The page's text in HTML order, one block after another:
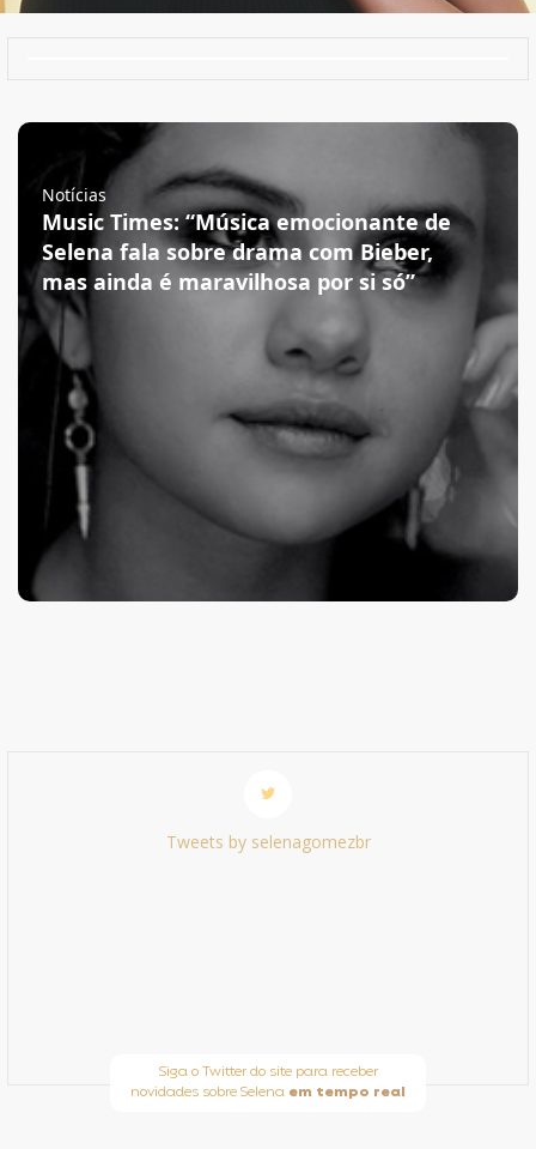
Notícias
Music Times: “Música emocionante de
Selena fala sobre drama com Bieber,
mas ainda é maravilhosa por si só”
Tweets by selenagomezbr
Siga o Twitter do site para receber
novidades sobre Selena em tempo real